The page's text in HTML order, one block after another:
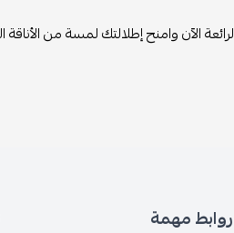
روابط مهمة